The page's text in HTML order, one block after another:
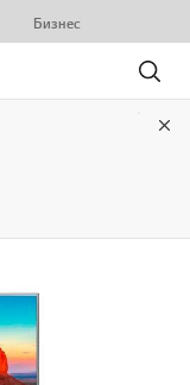
Бизнес
Поиск